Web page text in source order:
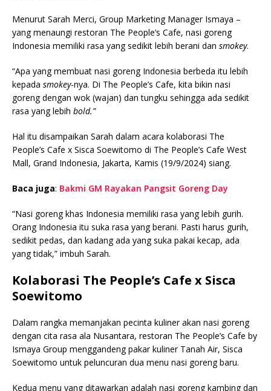
Menurut Sarah Merci, Group Marketing Manager Ismaya –
yang menaungi restoran The People’s Cafe, nasi goreng
Indonesia memiliki rasa yang sedikit lebih berani dan smokey.
“Apa yang membuat nasi goreng Indonesia berbeda itu lebih
kepada smokey-nya. Di The People’s Cafe, kita bikin nasi
goreng dengan wok (wajan) dan tungku sehingga ada sedikit
rasa yang lebih bold.”
Hal itu disampaikan Sarah dalam acara kolaborasi The
People’s Cafe x Sisca Soewitomo di The People’s Cafe West
Mall, Grand Indonesia, Jakarta, Kamis (19/9/2024) siang.
Baca juga: Bakmi GM Rayakan Pangsit Goreng Day
“Nasi goreng khas Indonesia memiliki rasa yang lebih gurih.
Orang Indonesia itu suka rasa yang berani. Pasti harus gurih,
sedikit pedas, dan kadang ada yang suka pakai kecap, ada
yang tidak,” imbuh Sarah.
Kolaborasi The People’s Cafe x Sisca
Soewitomo
Dalam rangka memanjakan pecinta kuliner akan nasi goreng
dengan cita rasa ala Nusantara, restoran The People’s Cafe by
Ismaya Group menggandeng pakar kuliner Tanah Air, Sisca
Soewitomo untuk peluncuran dua menu nasi goreng baru.
Kedua menu yang ditawarkan adalah nasi goreng kambing dan